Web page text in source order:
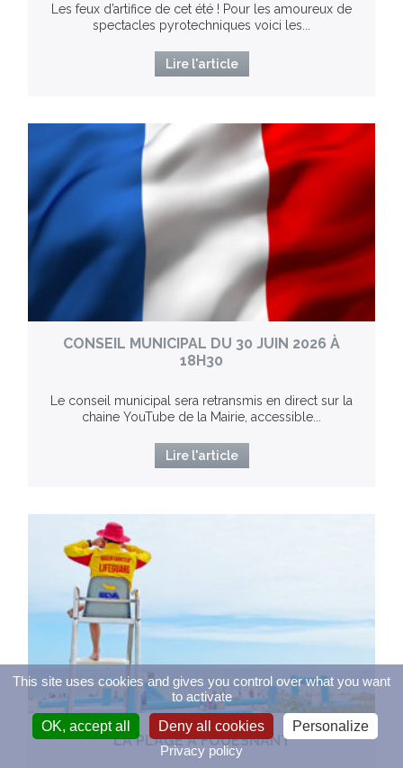
Les feux d’artifice de cet été ! Pour les amoureux de
spectacles pyrotechniques voici les...
Lire l'article
CONSEIL MUNICIPAL DU 30 JUIN 2026 À
18H30
Le conseil municipal sera retransmis en direct sur la
chaine YouTube de la Mairie, accessible...
Lire l'article
LA PLAGE À FOUESNANT
This site uses cookies and gives you control over what you want
to activate
OK, accept all
Deny all cookies
Personalize
Privacy policy